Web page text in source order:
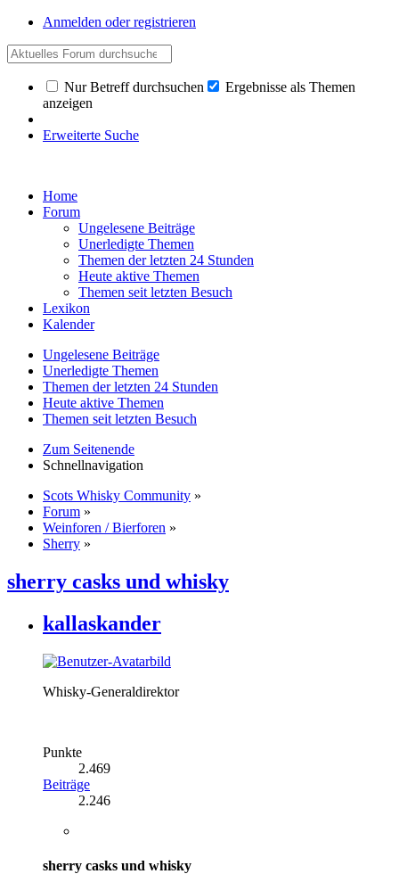
Anmelden oder registrieren
Nur Betreff durchsuchen
Ergebnisse als Themen
anzeigen
Erweiterte Suche
Home
Forum
Ungelesene Beiträge
Unerledigte Themen
Themen der letzten 24 Stunden
Heute aktive Themen
Themen seit letzten Besuch
Lexikon
Kalender
Ungelesene Beiträge
Unerledigte Themen
Themen der letzten 24 Stunden
Heute aktive Themen
Themen seit letzten Besuch
Zum Seitenende
Schnellnavigation
Scots Whisky Community »
Forum »
Weinforen / Bierforen »
Sherry »
sherry casks und whisky
kallaskander
Whisky-Generaldirektor
Punkte
2.469
Beiträge
2.246
sherry casks und whisky